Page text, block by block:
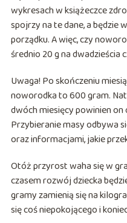
wykresach w książeczce
spojrzy na te dane, a będzie
porządku. A więc, czy
średnio 20 g na dwadzieścia
Uwaga! Po skończeniu
noworodka to 600 gram.
dwóch miesięcy powinien on
Przybieranie masy odbywa
oraz informacjami, jakie
Otóż przyrost waha się w
czasem rozwój dziecka
gramy zamienią się na
się coś niepokojącego i